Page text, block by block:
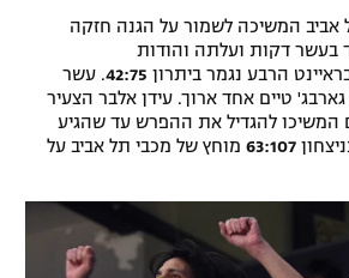
אביב המשיכה לשמור על הגנה חזקה
בלבד בעשר דקות ועלתה והודות
הרבע נגמר ביתרון 42:75. עשר
טיים אחד ארוך. עידן אלבר הצעיר
המשיכו להגדיל את ההפרש עד שהגיע
63:107 מוחץ של מכבי תל אביב על